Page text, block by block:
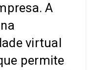
A
virtual
permite